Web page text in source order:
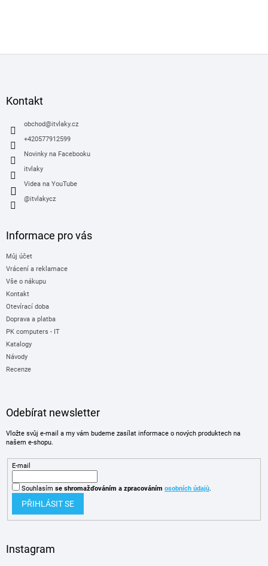
Kontakt
obchod@itvlaky.cz
+420577912599
Novinky na Facebooku
itvlaky
Videa na YouTube
@itvlakycz
Informace pro vás
Můj účet
Vrácení a reklamace
Vše o nákupu
Kontakt
Otevírací doba
Doprava a platba
PK computers - IT
Katalogy
Návody
Recenze
Odebírat newsletter
Vložte svůj e-mail a my vám budeme zasílat informace o nových produktech na
našem e-shopu.
E-mail
Souhlasím se shromažďováním a zpracováním osobních údajů.
PŘIHLÁSIT SE
Instagram